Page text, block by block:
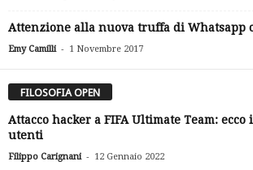
Attenzione alla nuova truffa di Whatsapp
Emy Camilli - 1 Novembre 2017
FILOSOFIA OPEN
Attacco hacker a FIFA Ultimate Team:
utenti
Filippo Carignani - 12 Gennaio 2022